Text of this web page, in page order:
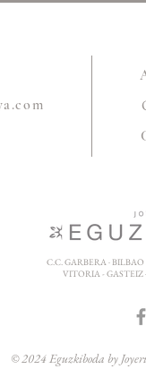
C.C. GARBERA ·
VITORIA - GASTEIZ
© 2024 Eguzkiboda by